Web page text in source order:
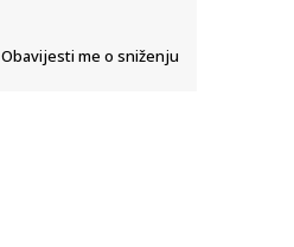
Obavijesti me o sniženju